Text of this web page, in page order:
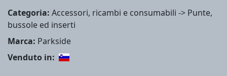
Categoria: Accessori, ricambi e consumabili -> Punte,
bussole ed inserti
Marca: Parkside
Venduto in: